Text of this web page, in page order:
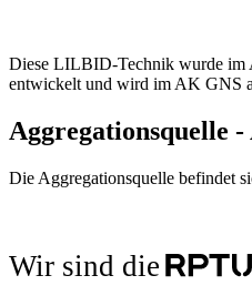
Diese LILBID-Technik wurde im
entwickelt und wird im AK GNS
Aggregationsquelle -
Die Aggregationsquelle befindet
Wir sind die